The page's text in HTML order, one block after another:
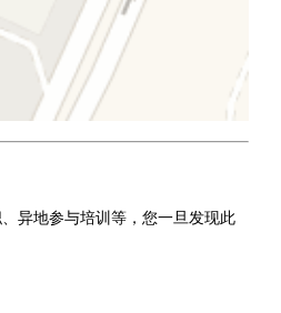
异地参与培训等，您一旦发现此